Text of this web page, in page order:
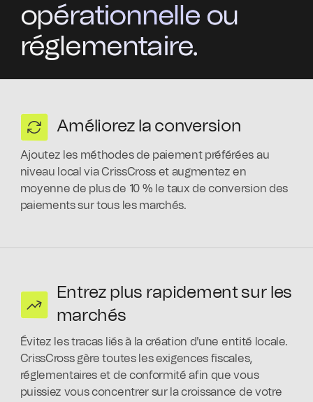
opérationnelle ou
réglementaire.
Améliorez la conversion
Ajoutez les méthodes de paiement préférées au
niveau local via CrissCross et augmentez en
moyenne de plus de 10 % le taux de conversion des
paiements sur tous les marchés.
Entrez plus rapidement sur les
marchés
Évitez les tracas liés à la création d'une entité locale.
CrissCross gère toutes les exigences fiscales,
réglementaires et de conformité afin que vous
puissiez vous concentrer sur la croissance de votre